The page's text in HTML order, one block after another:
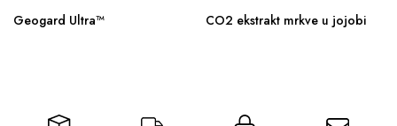
Geogard Ultra™ CO2 ekstrakt mrkve u jojobi